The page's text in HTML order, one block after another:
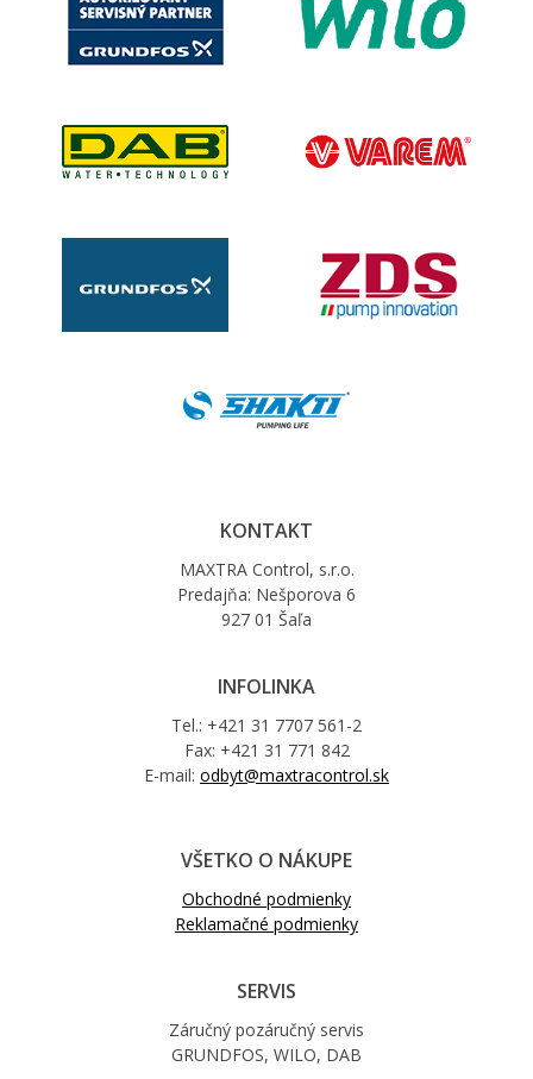
KONTAKT
MAXTRA Control, s.r.o.
Predajňa: Nešporova 6
927 01 Šaľa
INFOLINKA
Tel.: +421 31 7707 561-2
Fax: +421 31 771 842
E-mail: odbyt@maxtracontrol.sk
VŠETKO O NÁKUPE
Obchodné podmienky
Reklamačné podmienky
SERVIS
Záručný pozáručný servis
GRUNDFOS, WILO, DAB